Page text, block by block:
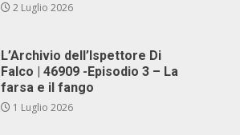
2 Luglio 2026
L’Archivio dell’Ispettore Di
Falco | 46909 -Episodio 3 – La
farsa e il fango
1 Luglio 2026